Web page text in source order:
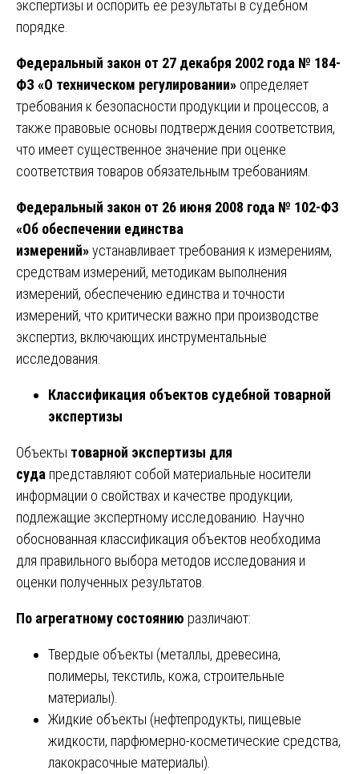
экспертизы и оспорить ее результаты в судебном
порядке.
Федеральный закон от 27 декабря 2002 года № 184-
ФЗ «О техническом регулировании» определяет
требования к безопасности продукции и процессов, а
также правовые основы подтверждения соответствия,
что имеет существенное значение при оценке
соответствия товаров обязательным требованиям.
Федеральный закон от 26 июня 2008 года № 102-ФЗ
«Об обеспечении единства
измерений»устанавливает требования к измерениям,
средствам измерений, методикам выполнения
измерений, обеспечению единства и точности
измерений, что критически важно при производстве
экспертиз, включающих инструментальные
исследования.
Классификация объектов судебной товарной
экспертизы
Объекты товарной экспертизы для
суда представляют собой материальные носители
информации о свойствах и качестве продукции,
подлежащие экспертному исследованию. Научно
обоснованная классификация объектов необходима
для правильного выбора методов исследования и
оценки полученных результатов.
По агрегатному состоянию различают:
Твердые объекты (металлы, древесина,
полимеры, текстиль, кожа, строительные
материалы).
Жидкие объекты (нефтепродукты, пищевые
жидкости, парфюмерно-косметические средства,
лакокрасочные материалы).